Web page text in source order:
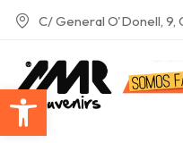
Abrir barra
C/ General O'Donell, 9,